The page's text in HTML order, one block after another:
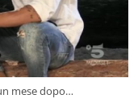
mese dopo…